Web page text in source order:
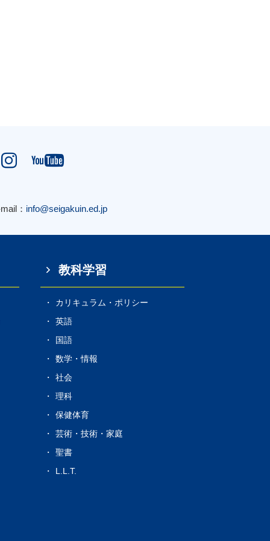
： info@seigakuin.ed.jp
 
教科学習
カリキュラム・ポリシー
英語
国語
数学・情報
社会
理科
保健体育
芸術・技術・家庭
聖書
L.L.T.